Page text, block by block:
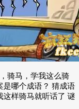
骑马，学我这么骑
是哪个成语？ 猜成语
这样骑马就听话了 谜